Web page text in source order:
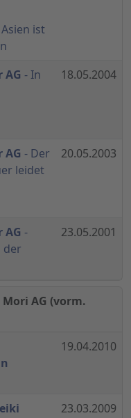
ist
AG - In
18.05.2004
AG - Der
leidet
20.05.2003
AG -
der
23.05.2001
AG (vorm.
19.04.2010
23.03.2009